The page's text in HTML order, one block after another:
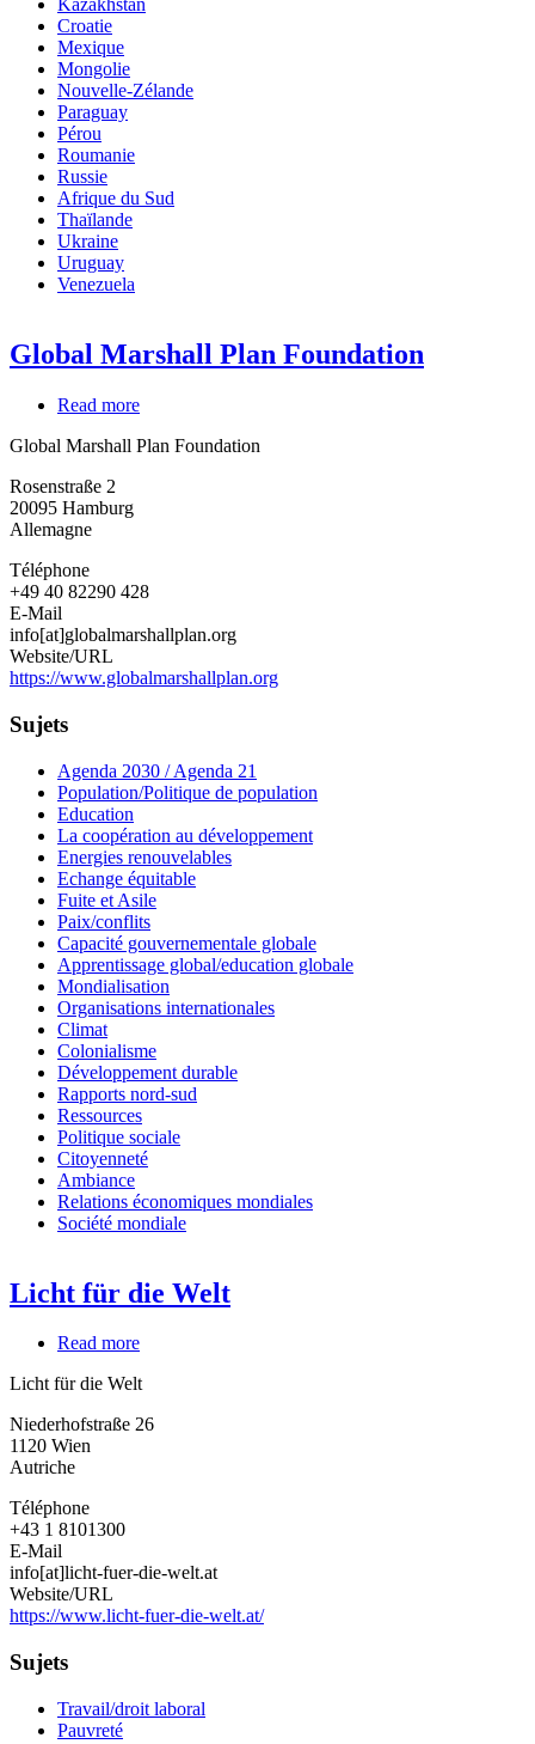
Kazakhstan
Croatie
Mexique
Mongolie
Nouvelle-Zélande
Paraguay
Pérou
Roumanie
Russie
Afrique du Sud
Thaïlande
Ukraine
Uruguay
Venezuela
Global Marshall Plan Foundation
Read more
Marshall
Global Marshall Plan Foundation
Rosenstraße 2
20095 Hamburg
Allemagne
Téléphone
+49 40 82290 428
E-Mail
info[at]globalmarshallplan.org
Website/URL
https://www.globalmarshallplan.org
Sujets
Agenda 2030 / Agenda 21
Population/Politique de population
Education
La coopération au développement
Energies renouvelables
Echange équitable
Fuite et Asile
Paix/conflits
Capacité gouvernementale globale
Apprentissage global/education globale
Mondialisation
Organisations internationales
Climat
Colonialisme
Développement durable
Rapports nord-sud
Ressources
Politique sociale
Citoyenneté
Ambiance
Relations économiques mondiales
Société mondiale
Licht für die Welt
Read more
für
Welt
Licht für die Welt
Niederhofstraße 26
1120 Wien
Autriche
Téléphone
+43 1 8101300
E-Mail
info[at]licht-fuer-die-welt.at
Website/URL
https://www.licht-fuer-die-welt.at/
Sujets
Travail/droit laboral
Pauvreté